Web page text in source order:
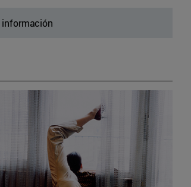
información